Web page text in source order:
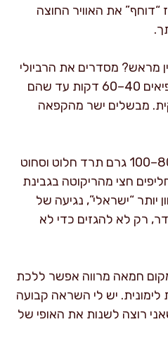
את האוויר החוצה
מראש? מסדרים את הרביולי
על מגש מקומח בסולת, מקפיאים 40–60 דקות עד שהם
מבשלים ישר מהקפאה
מוסיפים 80–100 גרם תרד חלוט וסחוט
חצי מהריקוטה בגבינת
יותר “ישראלי”, נגיעה של
רק לא להגזים כדי לא
חמאה מרווה אפשר ללכת
לימונית. יש לי השראה קבועה
רוצה לשנות את האופי של